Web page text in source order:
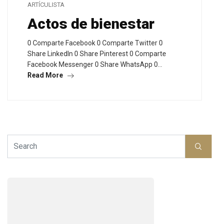
ARTÍCULISTA
Actos de bienestar
0 Comparte Facebook 0 Comparte Twitter 0
Share LinkedIn 0 Share Pinterest 0 Comparte
Facebook Messenger 0 Share WhatsApp 0…
Read More